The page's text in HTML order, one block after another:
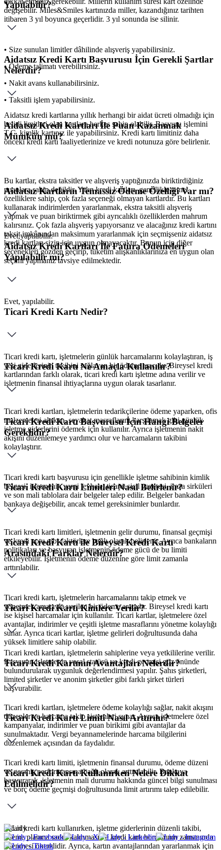
değişebilir. Miles&Smiles kartınızda miller, kazandığınız tarihten
itibaren 3 yıl boyunca geçerlidir. 3 yıl sonunda ise silinir.
Yapılabilir?
• Size sunulan limitler dâhilinde alışveriş yapabilirsiniz.
• Ödeme talimatı verebilirsiniz.
• Nakit avans kullanabilirsiniz.
• Taksitli işlem yapabilirsiniz.
Aidatsız Kredi Kartı Başvurusu İçin Gerekli Şartlar
Nelerdir?
Aidatsız kredi kartlarına yıllık herhangi bir aidat ücreti olmadığı için
belirli limitleri olan kartlara herkes sahip olabilir. Başvuru işlemini
T.C. kimlik kartınız ile yapabilirsiniz. Kredi kartı limitiniz daha
önceki kredi kartı faaliyetlerinize ve kredi notunuza göre belirlenir.
Aidatsız Kredi Kartları İle Puan Kazanmak
Mümkün mü?
Bu kartlar, ekstra taksitler ve alışveriş yaptığınızda biriktirdiğiniz
puanlara sahip değildir. Yalın kredi kartları, genellikle temel
özelliklere sahip, çok fazla seçeneği olmayan kartlardır. Bu kartları
kullanarak indirimlerden yararlanmak, ekstra taksitli alışveriş
yapmak ve puan biriktirmek gibi ayrıcalıklı özelliklerden mahrum
kalırsınız. Çok fazla alışveriş yapıyorsanız ve alacağınız kredi kartını
taksit imkânından maksimum yararlanmak için seçmişseniz aidatsız
kredi kartları sizin için uygun olmayacaktır. Bunun için diğer
seçenekleri gözden geçirip, tüketim alışkanlıklarınıza en uygun olan
seçimi yapmanız tavsiye edilmektedir.
Aidatsız Kartların Temassız Ödeme Özelliği Var mı?
Evet,yapılabilir.
Aidatsız Kredi Kartları İle Fatura Ödemeleri
Yapılabilir mi?
Evet, yapılabilir.
Ticari Kredi Kartı Nedir?
Ticari kredi kartı, işletmelerin günlük harcamalarını kolaylaştıran, iş
yeri giderlerinin takibini sağlayan bir ödeme aracıdır. Bireysel kredi
kartlarından farklı olarak, ticari kredi kartı işletme adına verilir ve
işletmenin finansal ihtiyaçlarına uygun olarak tasarlanır.
Ticari Kredi Kartı Ne Amaçla Kullanılır?
Ticari kredi kartları, işletmelerin tedarikçilerine ödeme yaparken, ofis
malzemeleri alırken, seyahat masraflarını karşılamak gibi günlük
işletme giderlerini ödemek için kullanılır. Ayrıca işletmenin nakit
akışını düzenlemeye yardımcı olur ve harcamaların takibini
kolaylaştırır.
Ticari Kredi Kartı Başvurusu İçin Hangi Belgeler
Gereklidir?
Ticari kredi kartı başvurusu için genellikle işletme sahibinin kimlik
belgesi, işletmenin vergi levhası, ticaret sicil gazetesi, imza sirküleri
ve son mali tablolara dair belgeler talep edilir. Belgeler bankadan
bankaya değişebilir, ancak temel gereksinimler bunlardır.
Ticari Kredi Kartı Limitleri Nasıl Belirlenir?
Ticari kredi kartı limitleri, işletmenin gelir durumu, finansal geçmişi
ve kredi notu gibi faktörlere bağlı olarak belirlenir. Ayrıca bankaların
politikaları ve başvuran işletmenin ödeme gücü de bu limiti
etkileyebilir. İşletmenin ödeme düzenine göre limit zamanla
arttırılabilir.
Ticari Kredi Kartı ile Bireysel Kredi Kartı
Arasındaki Farklar Nelerdir?
Ticari kredi kartı, işletmelerin harcamalarını takip etmek ve
yönetmek amacıyla verilen bir ödeme aracıdır. Bireysel kredi kartı
ise kişisel harcamalar için kullanılır. Ticari kartlar, işletmelere özel
avantajlar, indirimler ve çeşitli işletme masraflarını yönetme kolaylığı
sunar. Ayrıca ticari kartlar, işletme gelirleri doğrultusunda daha
yüksek limitlere sahip olabilir.
Ticari Kredi Kartı Kimlere Verilir?
Ticari kredi kartları, işletmelerin sahiplerine veya yetkililerine verilir.
Başvuran işletmenin yasal statüsü ve kredi geçmişi göz önünde
bulundurularak uygunluk değerlendirmesi yapılır. Şahıs şirketleri,
limited şirketler ve anonim şirketler gibi farklı şirket türleri
başvurabilir.
Ticari Kredi Kartının Avantajları Nelerdir?
Ticari kredi kartları, işletmelere ödeme kolaylığı sağlar, nakit akışını
düzenler ve harcama takip sistemleri sunar. Ayrıca işletmelere özel
kampanyalar, indirimler ve puan birikimi gibi avantajlar da
sunulmaktadır. Vergi beyannamelerinde harcama bilgilerini
düzenlemek açısından da faydalıdır.
Ticari Kredi Kartı Limiti Nasıl Arttırılır?
Ticari kredi kartı limiti, işletmenin finansal durumu, ödeme düzeni
ve geçmiş performansına bağlı olarak arttırılabilir. Bankaya
başvurarak, işletmenin mali durumu hakkında güncel bilgi sunulması
ve borç ödeme geçmişi doğrultusunda limit artırımı talep edilebilir.
Ticari Kredi Kartı Kullanırken Nelere Dikkat
Edilmelidir?
Ticari kredi kartı kullanırken, işletme giderlerinin düzenli takibi,
ödeme planına sadık kalınması ve kredi kartı borçlarının zamanında
ödenmesi önemlidir. Ayrıca, kartın avantajlarından yararlanmak için